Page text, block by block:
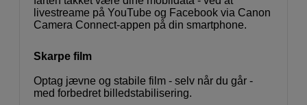
livestreame på YouTube og Facebook via Canon
Camera Connect-appen på din smartphone.
Skarpe film
Optag jævne og stabile film - selv når du går -
med forbedret billedstabilisering.